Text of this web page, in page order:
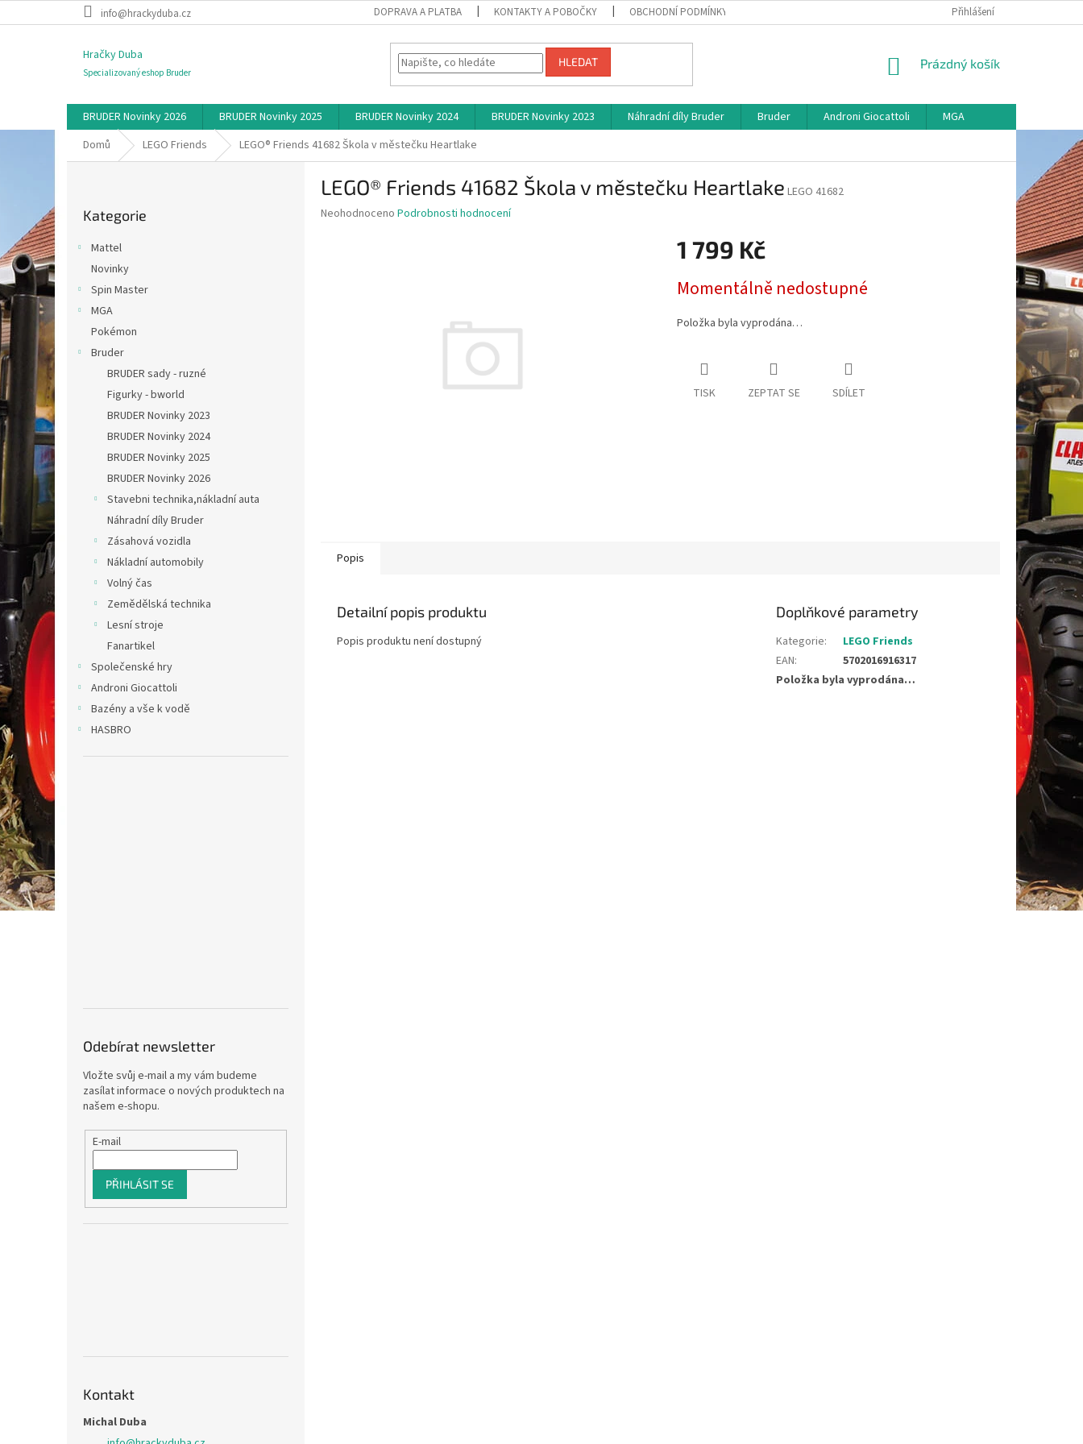
na
info@hrackyduba.cz DOPRAVA A PLATBA KONTAKTY A POBOČKY OBCHODNÍ PODMÍNKY MAPA SERVERU
Přihlášení
Hračky Duba
Specializovaný eshop Bruder
HLEDAT
NÁKUPNÍ
Prázdný košík
BRUDER Novinky 2026 BRUDER Novinky 2025 BRUDER Novinky 2024 BRUDER Novinky 2023 Náhradní díly Bruder Bruder Androni Giocattoli
MGA
Domů
LEGO Friends LEGO® Friends 41682 Škola v městečku Heartlake
kategorie
Kategorie
Mattel
Novinky
Spin Master
MGA
Pokémon
Bruder
BRUDER sady - ruzné
Figurky - bworld
BRUDER Novinky 2023
BRUDER Novinky 2024
BRUDER Novinky 2025
BRUDER Novinky 2026
Stavebni technika,nákladní auta
Náhradní díly Bruder
Zásahová vozidla
Nákladní automobily
Volný čas
Zemědělská technika
Lesní stroje
Fanartikel
Společenské hry
Androni Giocattoli
Bazény a vše k vodě
HASBRO
Odebírat newsletter
Vložte svůj e-mail a my vám budeme
zasílat informace o nových produktech na
našem e-shopu.
E-mail
PŘIHLÁSIT SE
Kontakt
Michal Duba
LEGO® Friends 41682 Škola v městečku Heartlake LEGO 41682
Průměrné
Neohodnoceno Podrobnosti hodnocení
1 799 Kč
cena:
Momentálně nedostupné
Položka byla vyprodána…
TISK ZEPTAT SE SDÍLET
Popis
Detailní popis produktu
Popis produktu není dostupný
Doplňkové parametry
Kategorie:
LEGO Friends
EAN:
5702016916317
Položka byla vyprodána…